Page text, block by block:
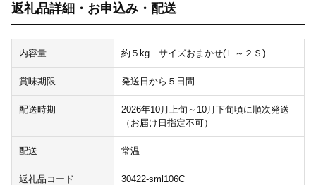
返礼品詳細・お申込み・配送
内容量 約５kg サイズおまかせ(Ｌ～２Ｓ)
賞味期限 発送日から５日間
配送時期
2026年10月上旬～10月下旬頃に順次発送
（お届け日指定不可）
配送 常温
返礼品コード 30422-sml106C